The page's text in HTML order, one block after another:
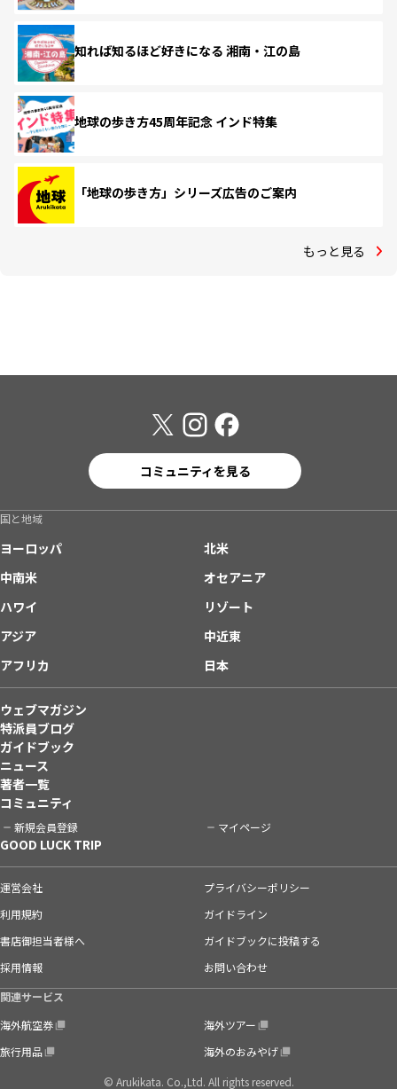
知れば知るほど好きになる 湘南・江の島
地球の歩き方45周年記念 インド特集
「地球の歩き方」シリーズ広告のご案内
もっと見る
コミュニティを見る
国と地域
ヨーロッパ
北米
中南米
オセアニア
ハワイ
リゾート
アジア
中近東
アフリカ
日本
ウェブマガジン
特派員ブログ
ガイドブック
ニュース
著者一覧
コミュニティ
新規会員登録 マイページ
GOOD LUCK TRIP
運営会社
プライバシーポリシー
利用規約
ガイドライン
書店御担当者様へ
ガイドブックに投稿する
採用情報
お問い合わせ
関連サービス
海外航空券
海外ツアー
旅行用品
海外のおみやげ
© Arukikata. Co.,Ltd. All rights reserved.